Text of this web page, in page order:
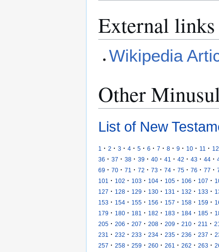
External links
Wikipedia
Other
List of New
1 · 2 · 3 · 4 · 5 · 6 · 7 · 8 · 9 · 10 · 11 · 12
36 · 37 · 38 · 39 · 40 · 41 · 42 · 43 · 44 ·
69 · 70 · 71 · 72 · 73 · 74 · 75 · 76 · 77 ·
101
· 102 · 103 · 104 · 105 · 106 · 107 ·
127 · 128 · 129 · 130 · 131 · 132 · 133 ·
153 · 154 · 155 · 156 · 157 · 158 · 159 ·
179 · 180 · 181 · 182 · 183 · 184 · 185 ·
205 · 206 · 207 · 208 · 209 · 210 · 211 ·
231
· 232 · 233 · 234 · 235 · 236 · 237 ·
257 · 258 · 259 · 260 · 261 · 262 · 263 ·